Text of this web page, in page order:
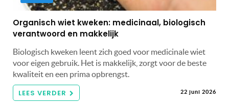
Organisch wiet kweken: medicinaal, biologisch
verantwoord en makkelijk
Biologisch kweken leent zich goed voor medicinale wiet
voor eigen gebruik. Het is makkelijk, zorgt voor de beste
kwaliteit en een prima opbrengst.
LEES VERDER 22 juni 2026